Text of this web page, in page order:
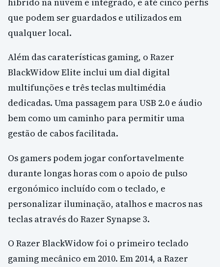
que podem ser guardados e utilizados em
qualquer local.
Além das caraterísticas gaming, o Razer
BlackWidow Elite inclui um dial digital
multifunções e três teclas multimédia
dedicadas. Uma passagem para USB 2.0 e áudio
bem como um caminho para permitir uma
gestão de cabos facilitada.
Os gamers podem jogar confortavelmente
durante longas horas com o apoio de pulso
ergonómico incluído com o teclado, e
personalizar iluminação, atalhos e macros nas
teclas através do Razer Synapse 3.
O Razer BlackWidow foi o primeiro teclado
gaming mecânico em 2010. Em 2014, a Razer